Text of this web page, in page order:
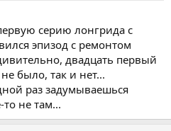
серию лонгрида с
эпизод с ремонтом
двадцать первый
было, так и нет...
раз задумываешься
не там...